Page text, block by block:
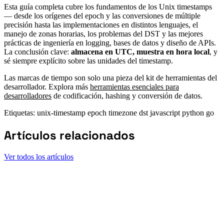
Esta guía completa cubre los fundamentos de los Unix timestamps
— desde los orígenes del epoch y las conversiones de múltiple
precisión hasta las implementaciones en distintos lenguajes, el
manejo de zonas horarias, los problemas del DST y las mejores
prácticas de ingeniería en logging, bases de datos y diseño de APIs.
La conclusión clave: almacena en UTC, muestra en hora local, y
sé siempre explícito sobre las unidades del timestamp.
Las marcas de tiempo son solo una pieza del kit de herramientas del
desarrollador. Explora más herramientas esenciales para
desarrolladores de codificación, hashing y conversión de datos.
Etiquetas: unix-timestamp epoch timezone dst javascript python go
Artículos relacionados
Ver todos los artículos